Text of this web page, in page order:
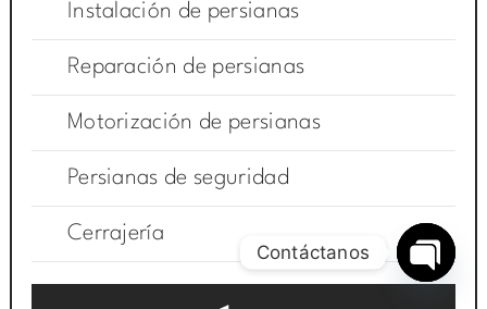
Instalación de persianas
Reparación de persianas
Motorización de persianas
Persianas de seguridad
Cerrajería
Contáctanos
Open